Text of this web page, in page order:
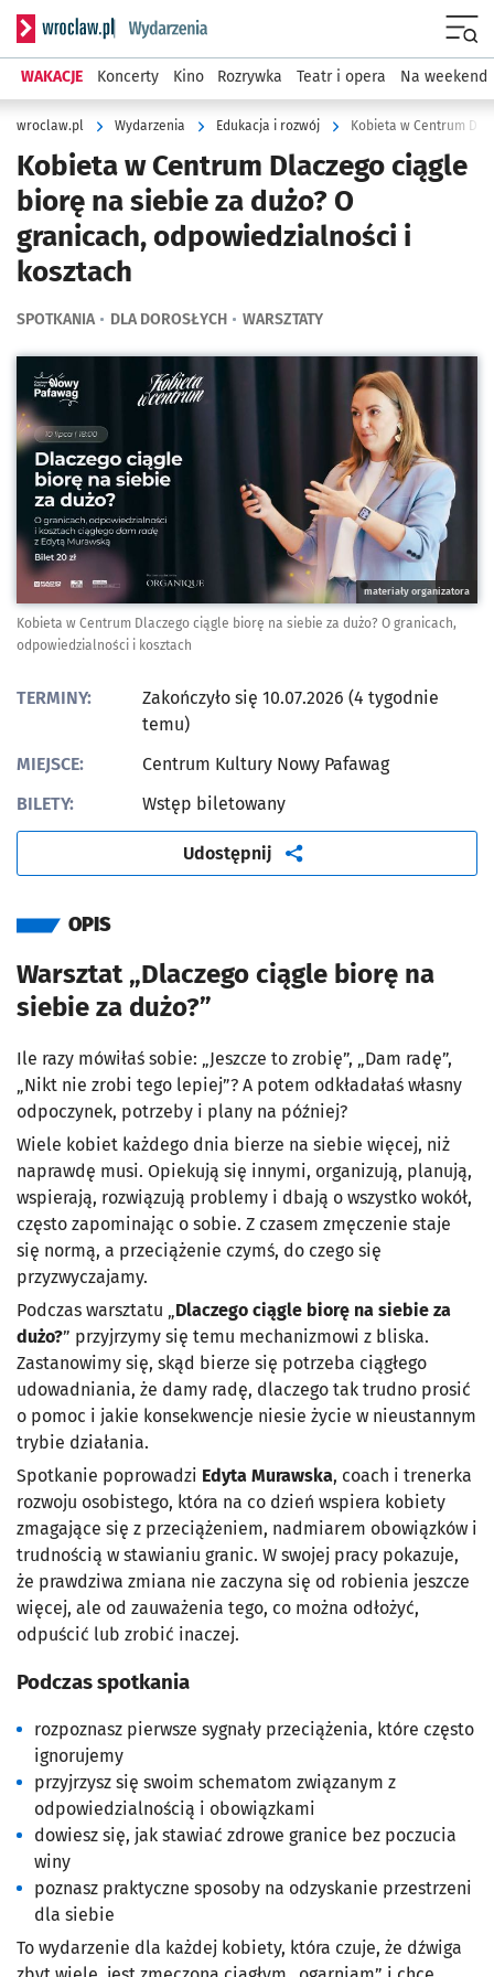
Serwis informacyjny wroclaw.pl podserwis: Wydarzenia
WAKACJE Koncerty Kino Rozrywka Teatr i opera Na weekend
wroclaw.pl Wydarzenia Edukacja i rozwój
Kobieta w Centrum Dlaczego ciągle
biorę na siebie za dużo? O
granicach, odpowiedzialności i
kosztach
SPOTKANIA DLA DOROSŁYCH WARSZTATY
Kliknij, aby powiększyć
materiały organizatora
Kobieta w Centrum Dlaczego ciągle biorę na siebie za dużo? O granicach,
odpowiedzialności i kosztach
TERMINY:
Zakończyło się 10.07.2026 (4 tygodnie
temu)
MIEJSCE:
Centrum Kultury Nowy Pafawag
BILETY:
Wstęp biletowany
Udostępnij artykuł
OPIS
Warsztat „Dlaczego ciągle biorę na
siebie za dużo?”
Ile razy mówiłaś sobie: „Jeszcze to zrobię”, „Dam radę”,
„Nikt nie zrobi tego lepiej”? A potem odkładałaś własny
odpoczynek, potrzeby i plany na później?
Wiele kobiet każdego dnia bierze na siebie więcej, niż
naprawdę musi. Opiekują się innymi, organizują, planują,
wspierają, rozwiązują problemy i dbają o wszystko wokół,
często zapominając o sobie. Z czasem zmęczenie staje
się normą, a przeciążenie czymś, do czego się
przyzwyczajamy.
Podczas warsztatu „Dlaczego ciągle biorę na siebie za
dużo?” przyjrzymy się temu mechanizmowi z bliska.
Zastanowimy się, skąd bierze się potrzeba ciągłego
udowadniania, że damy radę, dlaczego tak trudno prosić
o pomoc i jakie konsekwencje niesie życie w nieustannym
trybie działania.
Spotkanie poprowadzi Edyta Murawska, coach i trenerka
rozwoju osobistego, która na co dzień wspiera kobiety
zmagające się z przeciążeniem, nadmiarem obowiązków i
trudnością w stawianiu granic. W swojej pracy pokazuje,
że prawdziwa zmiana nie zaczyna się od robienia jeszcze
więcej, ale od zauważenia tego, co można odłożyć,
odpuścić lub zrobić inaczej.
Podczas spotkania
rozpoznasz pierwsze sygnały przeciążenia, które często
ignorujemy
przyjrzysz się swoim schematom związanym z
odpowiedzialnością i obowiązkami
dowiesz się, jak stawiać zdrowe granice bez poczucia
winy
poznasz praktyczne sposoby na odzyskanie przestrzeni
dla siebie
To wydarzenie dla każdej kobiety, która czuje, że dźwiga